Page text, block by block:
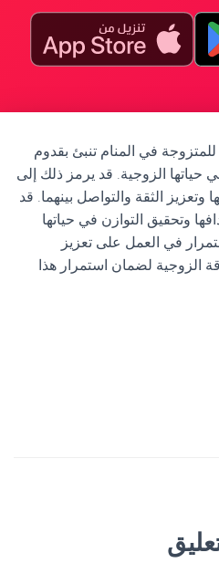
للمتزوجة في المنام تنبئ بقدوم
حياتها الزوجية. قد يرمز ذلك إلى
وتعزيز الثقة والتواصل بينهما. قد
وتحقيق التوازن في حياتها
في العمل على تعزيز
الزوجية لضمان استمرار هذا